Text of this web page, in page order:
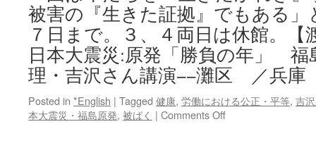
被害の『生きた証拠』でもある
７日まで。３、４両日は休館。【
日本大震災:原発「勝負の年」 福
理・吉沢さん講演−−灘区 ／兵庫
Posted in *English | Tagged 健康, 労働における公正・平等, 吉
本大震災・福島原発, 被ばく | Comments Offon